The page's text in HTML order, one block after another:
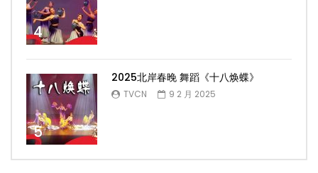
4
5
2025北岸春晚 舞蹈《十八焕蝶》
TVCN 9 2 月 2025